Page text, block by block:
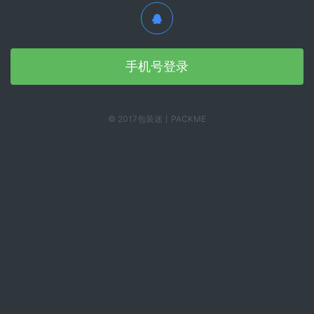
手机号登录
© 2017包装迷丨PACKME